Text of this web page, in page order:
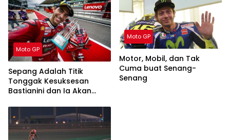
Moto GP
Sepang Adalah Titik
Tonggak Kesuksesan
Bastianini dan Ia Akan
Musim 2024
Moto GP
Motor, Mobil, dan Tak
Cuma buat Senang-
Senang